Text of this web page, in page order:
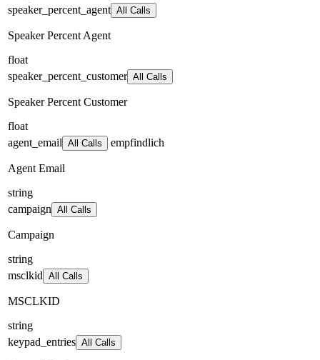
speaker_percent_agent All Calls
Speaker Percent Agent
float
speaker_percent_customer All Calls
Speaker Percent Customer
float
agent_email All Calls empfindlich
Agent Email
string
campaign All Calls
Campaign
string
msclkid All Calls
MSCLKID
string
keypad_entries All Calls